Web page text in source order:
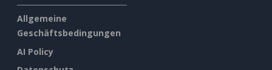
Allgemeine
Geschäftsbedingungen
AI Policy